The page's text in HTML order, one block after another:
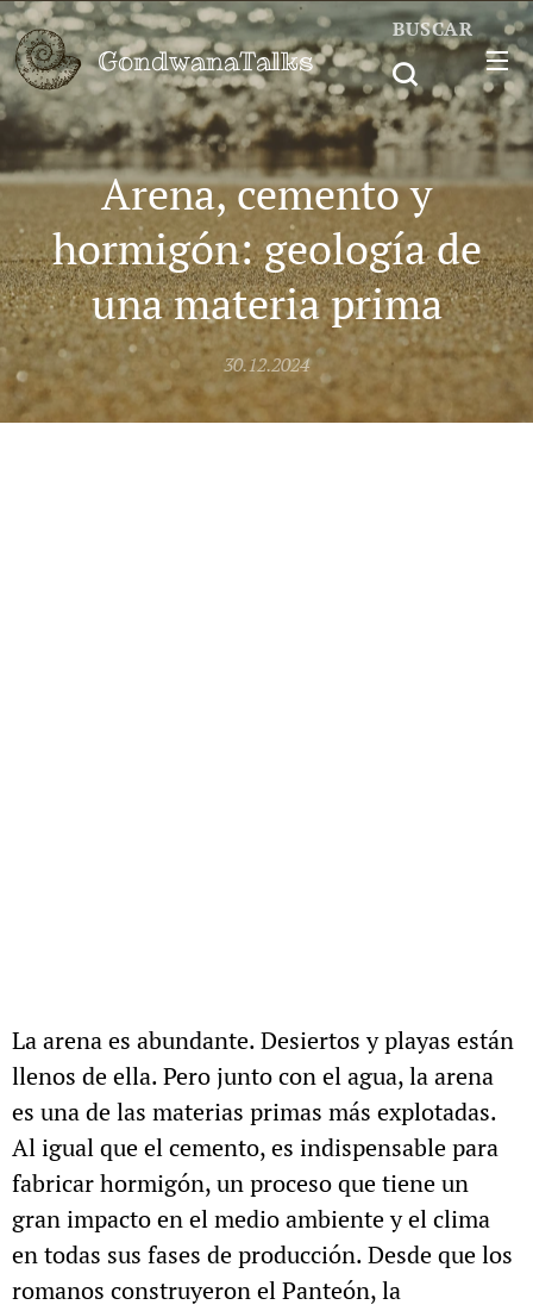
GondwanaTalks
BUSCAR
Arena, cemento y
hormigón: geología de
una materia prima
30.12.2024
La arena es abundante. Desiertos y playas están
llenos de ella. Pero junto con el agua, la arena
es una de las materias primas más explotadas.
Al igual que el cemento, es indispensable para
fabricar hormigón, un proceso que tiene un
gran impacto en el medio ambiente y el clima
en todas sus fases de producción.Desde que los
romanos construyeron el Panteón, la